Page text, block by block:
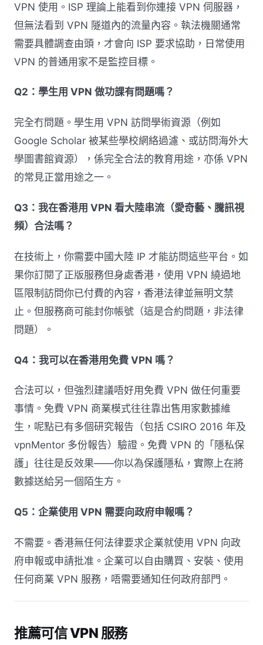
VPN 使用。ISP 理論上能看到你連接 VPN 伺服器，
但無法看到 VPN 隧道內的流量內容。執法機關通常
需要具體調查由頭，才會向 ISP 要求協助，日常使用
VPN 的普通用家不是監控目標。
Q2：學生用 VPN 做功課有問題嗎？
完全冇問題。學生用 VPN 訪問學術資源（例如
Google Scholar 被某些學校網絡過濾、或訪問海外大
學圖書館資源），係完全合法的教育用途，亦係 VPN
的常見正當用途之一。
Q3：我在香港用 VPN 看大陸串流（愛奇藝、騰訊視
頻）合法嗎？
在技術上，你需要中國大陸 IP 才能訪問這些平台。如
果你訂閱了正版服務但身處香港，使用 VPN 繞過地
區限制訪問你已付費的內容，香港法律並無明文禁
止。但服務商可能封你帳號（這是合約問題，非法律
問題）。
Q4：我可以在香港用免費 VPN 嗎？
合法可以，但強烈建議唔好用免費 VPN 做任何重要
事情。免費 VPN 商業模式往往靠出售用家數據維
生，呢點已有多個研究報告（包括 CSIRO 2016 年及
vpnMentor 多份報告）驗證。免費 VPN 的「隱私保
護」往往是反效果——你以為保護隱私，實際上在將
數據送給另一個陌生方。
Q5：企業使用 VPN 需要向政府申報嗎？
不需要。香港無任何法律要求企業就使用 VPN 向政
府申報或申請批准。企業可以自由購買、安裝、使用
任何商業 VPN 服務，唔需要通知任何政府部門。
推薦可信 VPN 服務